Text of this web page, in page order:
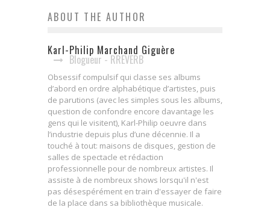
ABOUT THE AUTHOR
Karl-Philip Marchand Giguère
Blogueur - RREVERB
Obsessif compulsif qui classe ses albums
d’abord en ordre alphabétique d’artistes, puis
de parutions (avec les simples sous les albums,
question de confondre encore davantage les
gens qui le visitent), Karl-Philip oeuvre dans
l’industrie depuis plus d’une décennie. Il a
touché à tout: maisons de disques, gestion de
salles de spectacle et rédaction
professionnelle pour de nombreux artistes. Il
assiste à de nombreux shows lorsqu'il n'est
pas désespérément en train d'essayer de faire
de la place dans sa bibliothèque musicale.